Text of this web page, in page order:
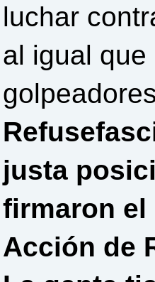
luchar
al igual
justa
firmaron el
Acción de